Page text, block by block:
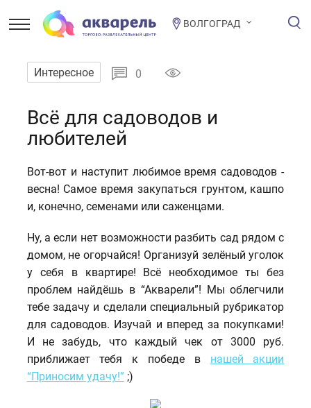
ВОЛГОГРАД
Интересное 0
Всё для садоводов и
любителей
Вот-вот и наступит любимое время садоводов -
весна! Cамое время закупаться грунтом, кашпо
и, конечно, семенами или саженцами.
Ну, а если нет возможности разбить сад рядом с
домом, не огорчайся! Организуй зелёный уголок
у себя в квартире! Всё необходимое ты без
проблем найдёшь в “Акварели”! Мы облегчили
тебе задачу и сделали специальный рубрикатор
для садоводов. Изучай и вперед за покупками!
И не забудь, что каждый чек от 3000 руб.
приближает тебя к победе в нашей акции
“Приносим удачу!” ;)